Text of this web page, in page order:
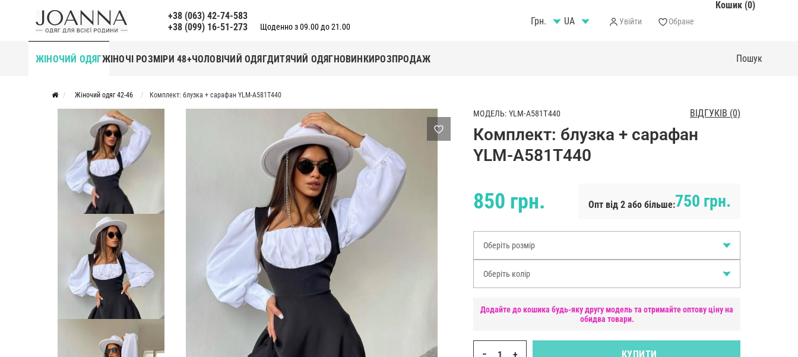
+38 (063) 42-74-583
+38 (099) 16-51-273
Щоденно з 09.00 до 21.00 Грн. Увійти Обране
Кошик (0)
ЖІНОЧИЙ ОДЯГЖІНОЧІ РОЗМІРИ 48+ЧОЛОВІЧИЙ ОДЯГДИТЯЧИЙ ОДЯГНОВИНКИРОЗПРОДАЖ
Жіночий одяг 42-46 Комплект: блузка + сарафан YLM-A581T440
МОДЕЛЬ: YLM-A581T440 ВІДГУКІВ (0)
Комплект: блузка + сарафан
YLM-A581T440
850 грн. Опт від 2 або більше:750 грн.
Оберіть розмір
Оберіть колір
Додайте до кошика будь-яку другу модель та отримайте оптову ціну на
обидва товари.
− + КУПИТИ